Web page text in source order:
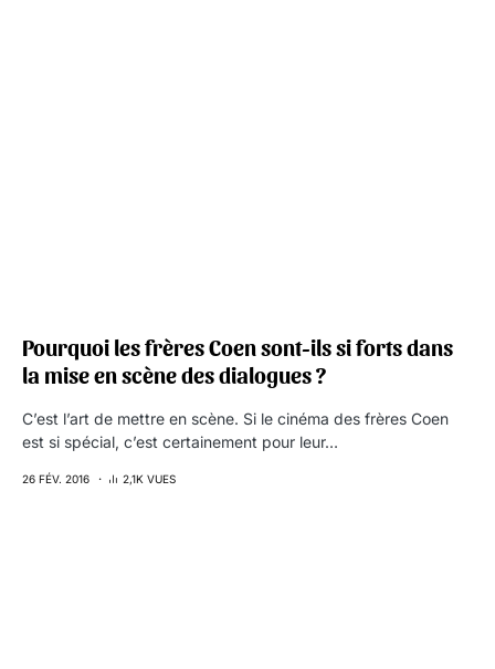
Pourquoi les frères Coen sont-ils si forts dans
la mise en scène des dialogues ?
C’est l’art de mettre en scène. Si le cinéma des frères Coen
est si spécial, c’est certainement pour leur…
26 FÉV. 2016 2,1K VUES